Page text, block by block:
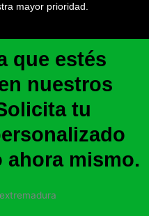
mayor prioridad.
que estés
nuestros
tu
mismo.